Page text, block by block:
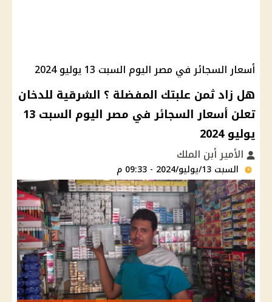
أسعار السجائر في مصر اليوم السبت 13 يوليو 2024
هل زاد ثمن علبتك المفضلة ؟ الشرقية للدخان
تعلن أسعار السجائر في مصر اليوم السبت 13
يوليو 2024
الأمير أبن الملك
السبت 13/يوليو/2024 - 09:33 م